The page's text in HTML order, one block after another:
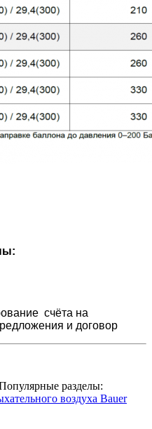
счёта на
и договор
разделы:
воздуха Bauer